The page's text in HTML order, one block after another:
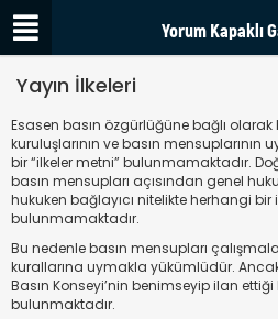
Yayın İlkeleri
Esasen basın özgürlüğüne bağlı
kuruluşlarının ve basın mensuplarının
bir “ilkeler metni” bulunmamaktadır.
basın mensupları açısından genel
hukuken bağlayıcı nitelikte herhangi bir
bulunmamaktadır.
Bu nedenle basın mensupları
kurallarına uymakla yükümlüdür.
Basın Konseyi’nin benimseyip ilan ettiği
bulunmaktadır.